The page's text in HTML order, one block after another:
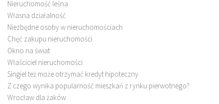
Nieruchomość leśna
Własna działalność
Niezbędne osoby w nieruchomościach
Chęć zakupu nieruchomości
Okno na świat
Właściciel nieruchomości
Singiel też może otrzymać kredyt hipoteczny
Z czego wynika popularność mieszkań z rynku pierwotnego?
Wrocław dla żaków